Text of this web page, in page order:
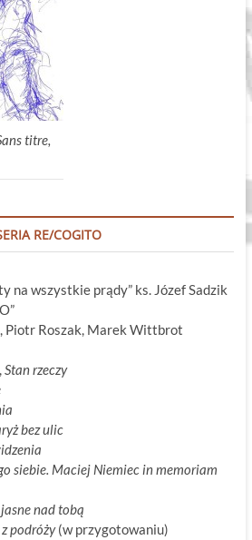
titre,
RE/COGITO
na wszystkie prądy” ks. Józef Sadzik
Piotr Roszak, Marek Wittbrot
Stan rzeczy
bez ulic
siebie. Maciej Niemiec in memoriam
nad tobą
podróży(w przygotowaniu)